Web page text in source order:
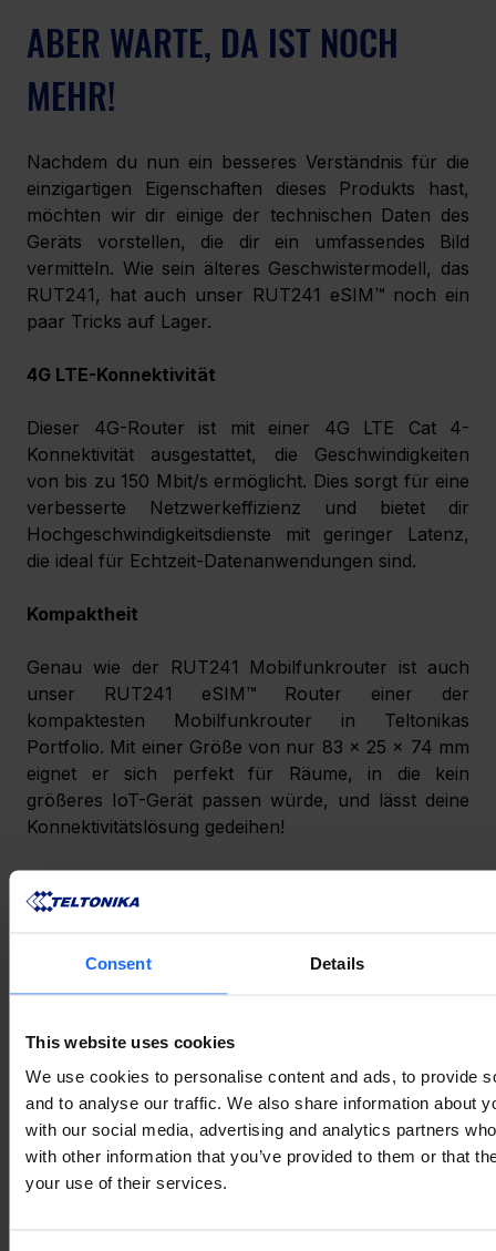
Consent Details
This website uses cookies
We use cookies to personalise content and ads, to provide
and to analyse our traffic. We also share information about
with our social media, advertising and analytics partners
with other information that you’ve provided to them or that
your use of their services.
ABER WARTE, DA IST NOCH
MEHR!
Nachdem du nun ein besseres Verständnis für die
einzigartigen Eigenschaften dieses Produkts hast,
möchten wir dir einige der technischen Daten des
Geräts vorstellen, die dir ein umfassendes Bild
vermitteln. Wie sein älteres Geschwistermodell, das
RUT241, hat auch unser RUT241 eSIM™ noch ein
paar Tricks auf Lager.
4G LTE-Konnektivität
Dieser 4G-Router ist mit einer 4G LTE Cat 4-
Konnektivität ausgestattet, die Geschwindigkeiten
von bis zu 150 Mbit/s ermöglicht. Dies sorgt für eine
verbesserte Netzwerkeffizienz und bietet dir
Hochgeschwindigkeitsdienste mit geringer Latenz,
die ideal für Echtzeit-Datenanwendungen sind.
Kompaktheit
Genau wie der RUT241 Mobilfunkrouter ist auch
unser RUT241 eSIM™ Router einer der
kompaktesten Mobilfunkrouter in Teltonikas
Portfolio. Mit einer Größe von nur 83 x 25 x 74 mm
eignet er sich perfekt für Räume, in die kein
größeres IoT-Gerät passen würde, und lässt deine
Konnektivitätslösung gedeihen!
extremen Umgebungsbedingungen standhält und
Temperaturtoleranz sorgt für zuverlässige Leistung
in kalten und heißen Umgebungen und macht ihn
ideal für verschiedene industrielle Anwendungen.
ES IST ZEIT, ES